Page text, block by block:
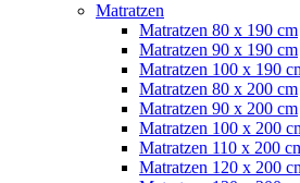
Matratzen
Matratzen 80 x 190 cm
Matratzen 90 x 190 cm
Matratzen 100 x 190
Matratzen 80 x 200 cm
Matratzen 90 x 200 cm
Matratzen 100 x 200
Matratzen 110 x 200
Matratzen 120 x 200